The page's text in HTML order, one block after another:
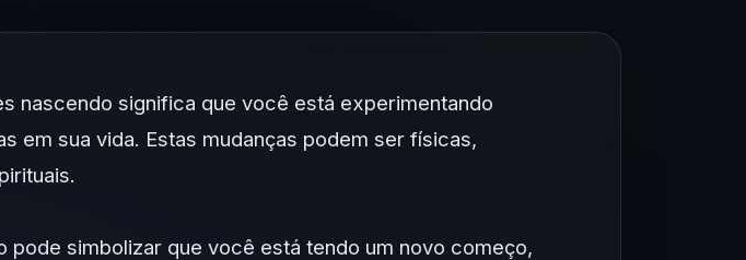
nascendo significa que você está experimentando
em sua vida. Estas mudanças podem ser físicas,
pode simbolizar que você está tendo um novo começo,